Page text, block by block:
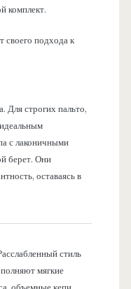
комплект.
подхода к
Для строгих пальто,
с лаконичными
берет. Они
оставаясь в
стиль
мягкие